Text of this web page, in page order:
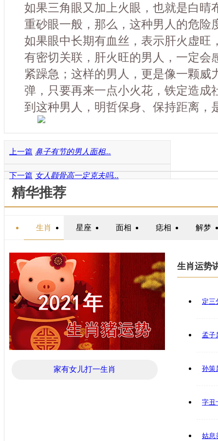
如果三角眼又加上火眼，也就是白晴
重砂眼一般，那么，这种男人的危险
如果眼中长期有血丝，表示肝火虚旺
有密切关联，肝火旺的男人，一定会
紧躁急；这样的男人，更是像一颗威
弹，只要再来一点小火花，铁定造成
到这种男人，明哲保身、保持距离，
上一篇 鼻子有节的男人面相...
下一篇 女人颧骨高一定克夫吗...
精华推荐
生肖 星座 面相 痣相 解梦
家有女儿打一生肖
生肖运势
定三
孟子
孙策
字丑
姑息